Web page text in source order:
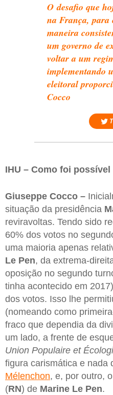
O desafio que
na França, para
maneira
um governo de
voltar a um
implementando
eleitoral
Cocco
IHU – Como foi possível
Giuseppe Cocco –
situação da presidência
reviravoltas. Tendo sido
60% dos votos no
uma maioria apenas
Le Pen, da extrema-
oposição no segundo
tinha acontecido em
dos votos. Isso lhe
(nomeando como
fraco que dependia da
um lado, a frente de
Union Populaire et
figura carismática e nada
Mélenchon, e, por outro, o
(RN) de Marine Le Pen.